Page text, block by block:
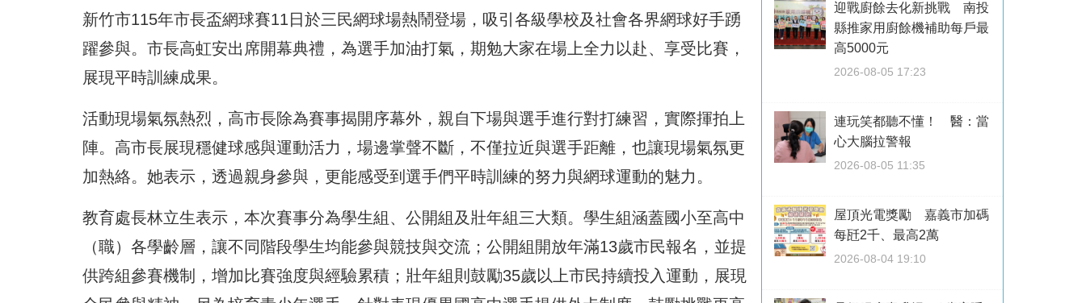
新竹市115年市長盃網球賽11日於三民網球場熱鬧登場，吸引各級學校及社會各界網球好手踴
躍參與。市長高虹安出席開幕典禮，為選手加油打氣，期勉大家在場上全力以赴、享受比賽，
展現平時訓練成果。
活動現場氣氛熱烈，高市長除為賽事揭開序幕外，親自下場與選手進行對打練習，實際揮拍上
陣。高市長展現穩健球感與運動活力，場邊掌聲不斷，不僅拉近與選手距離，也讓現場氣氛更
加熱絡。她表示，透過親身參與，更能感受到選手們平時訓練的努力與網球運動的魅力。
教育處長林立生表示，本次賽事分為學生組、公開組及壯年組三大類。學生組涵蓋國小至高中
（職）各學齡層，讓不同階段學生均能參與競技與交流；公開組開放年滿13歲市民報名，並提
供跨組參賽機制，增加比賽強度與經驗累積；壯年組則鼓勵35歲以上市民持續投入運動，展現
迎戰廚餘去化新挑戰 南投
縣推家用廚餘機補助每戶最
高5000元
2026-08-05 17:23
連玩笑都聽不懂！ 醫：當
心大腦拉警報
2026-08-05 11:35
屋頂光電獎勵 嘉義市加碼
每瓩2千、最高2萬
2026-08-04 19:10